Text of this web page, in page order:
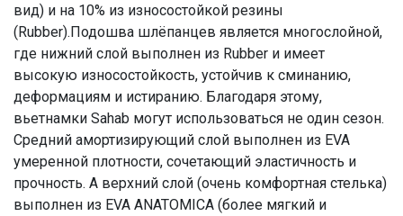
вид) и на 10% из износостойкой резины
(Rubber).Подошва шлёпанцев является многослойной,
где нижний слой выполнен из Rubber и имеет
высокую износостойкость, устойчив к сминанию,
деформациям и истиранию. Благодаря этому,
вьетнамки Sahab могут использоваться не один сезон.
Средний амортизирующий слой выполнен из EVA
умеренной плотности, сочетающий эластичность и
прочность. А верхний слой (очень комфортная стелька)
выполнен из EVA ANATOMICA (более мягкий и